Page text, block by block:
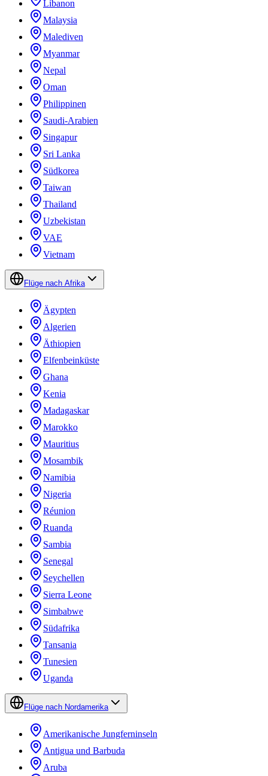
Libanon
Malaysia
Malediven
Myanmar
Nepal
Oman
Philippinen
Saudi-Arabien
Singapur
Sri Lanka
Südkorea
Taiwan
Thailand
Uzbekistan
VAE
Vietnam
Flüge nach Afrika
Ägypten
Algerien
Äthiopien
Elfenbeinküste
Ghana
Kenia
Madagaskar
Marokko
Mauritius
Mosambik
Namibia
Nigeria
Réunion
Ruanda
Sambia
Senegal
Seychellen
Sierra Leone
Simbabwe
Südafrika
Tansania
Tunesien
Uganda
Flüge nach Nordamerika
Amerikanische Jungferninseln
Antigua und Barbuda
Aruba